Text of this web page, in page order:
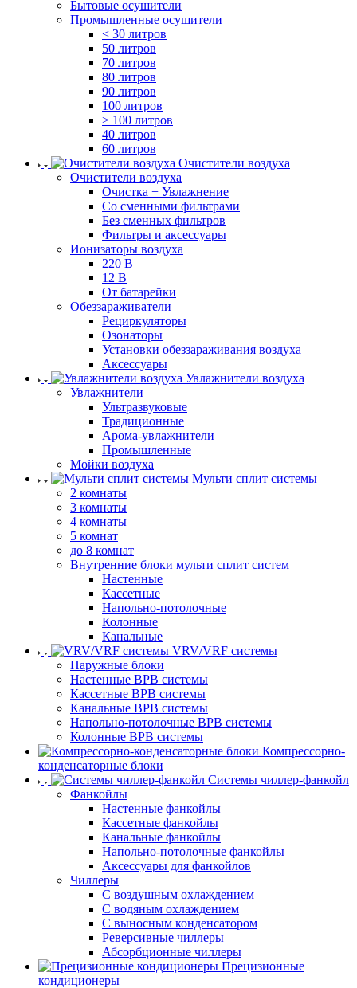
Бытовые осушители
Промышленные осушители
< 30 литров
50 литров
70 литров
80 литров
90 литров
100 литров
> 100 литров
40 литров
60 литров
Очистители воздуха
Очистители воздуха
Очистка + Увлажнение
Cо сменными фильтрами
Без сменных фильтров
Фильтры и аксессуары
Ионизаторы воздуха
220 В
12 В
От батарейки
Обеззараживатели
Рециркуляторы
Озонаторы
Установки обеззараживания воздуха
Аксессуары
Увлажнители воздуха
Увлажнители
Ультразвуковые
Традиционные
Арома-увлажнители
Промышленные
Мойки воздуха
Мульти сплит системы
2 комнаты
3 комнаты
4 комнаты
5 комнат
до 8 комнат
Внутренние блоки мульти сплит систем
Настенные
Кассетные
Напольно-потолочные
Колонные
Канальные
VRV/VRF системы
Наружные блоки
Настенные ВРВ системы
Кассетные ВРВ системы
Канальные ВРВ системы
Напольно-потолочные ВРВ системы
Колонные ВРВ системы
Компрессорно-
конденсаторные блоки
Системы чиллер-фанкойл
Фанкойлы
Настенные фанкойлы
Кассетные фанкойлы
Канальные фанкойлы
Напольно-потолочные фанкойлы
Аксессуары для фанкойлов
Чиллеры
С воздушным охлаждением
С водяным охлаждением
С выносным конденсатором
Реверсивные чиллеры
Абсорбционные чиллеры
Прецизионные
кондиционеры